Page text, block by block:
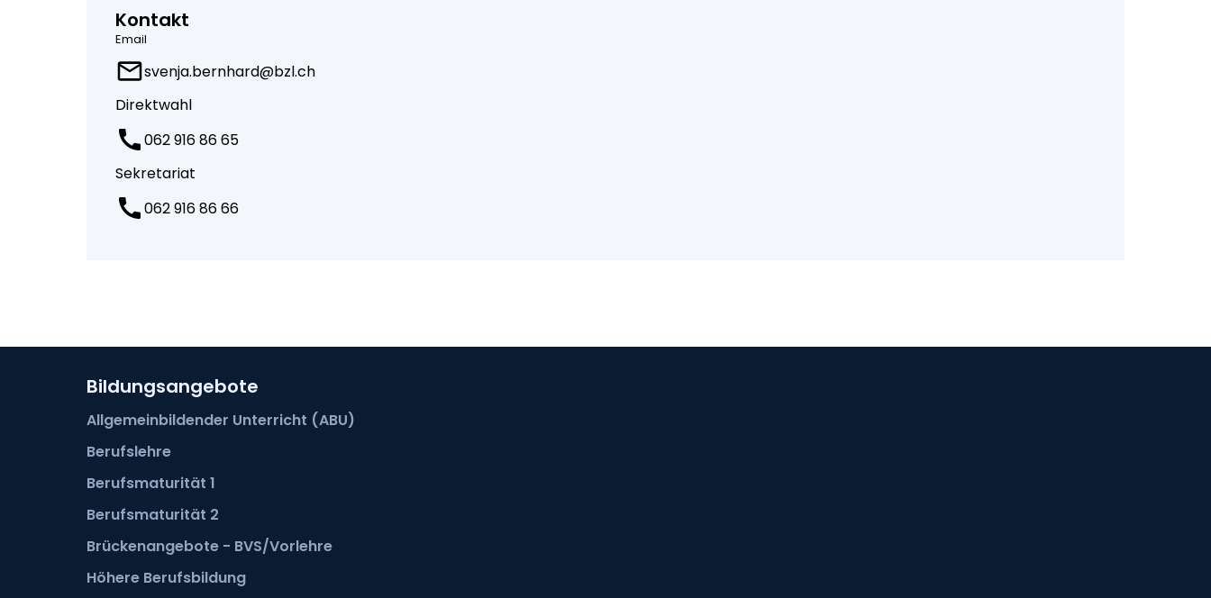
Kontakt
Email
svenja.bernhard@bzl.ch
Direktwahl
062 916 86 65
Sekretariat
062 916 86 66
Bildungsangebote
Allgemeinbildender Unterricht (ABU)
Berufslehre
Berufsmaturität 1
Berufsmaturität 2
Brückenangebote - BVS/Vorlehre
Höhere Berufsbildung